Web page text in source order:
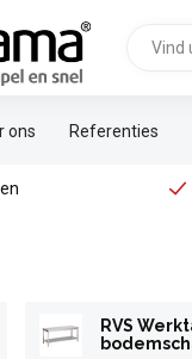
ons Referenties
RVS